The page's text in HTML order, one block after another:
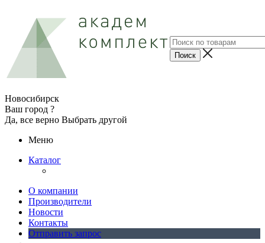
Новосибирск
Ваш город ?
Да, все верно Выбрать другой
Меню
Каталог
О компании
Производители
Новости
Контакты
Отправить запрос